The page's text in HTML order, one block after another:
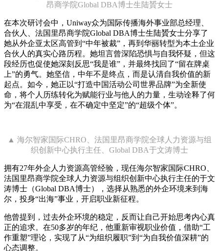
昂商学院Global DBA博士生陆贇女士
在本次研讨会中，Uniway众为国际传播海外事业部总经理、
合伙人、法国里昂商学院Global DBA博士生陆贇女士分享了
她从外企亚太区高管到“中年被裁”，再到华丽转型为本土企业
合伙人的真实心路历程。她坦言曾深陷恐惧与自我怀疑，但这
段经历也促使她深刻反思“我是谁”，并最终找回了“留在牌桌
上”的勇气。她坚信，中年不是终点，而是认清自我价值的新
起点。如今，她正以“打造中国活动公司世界品牌”为全新使
命，将个人历练转化为赋能行业与他人的力量，生动诠释了何
为“在混乱中享受，在不确定中坚定”的“超级个体”。
▲ 海尔智家国际CHRO、法国里昂商学院全球人力资源与组
织创新中心执行主任、Global DBA于文涛博士
拥有27年外企人力资源高管经验，现任海尔智家国际CHRO、
法国里昂商学院全球人力资源与组织创新中心执行主任的于文
涛博士（Global DBA博士），选择从熟悉的外企环境来到海
尔，投身“出海”事业，开启职业新征程。
他曾提到，过去外企环境的稳定，反而让自己开始思考内心真
正的追求。在50多岁的年纪，他重新审视职业价值，借助“工
作重塑”理论，实现了从“为组织履职”到“为自我价值深耕”的
心态调整。